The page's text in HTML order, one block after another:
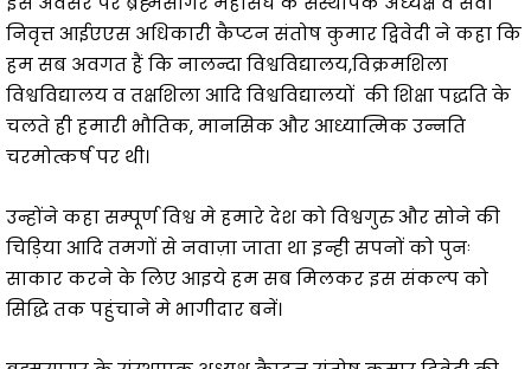
निवृत्त आईएएस अधिकारी कैप्टन संतोष कुमार द्विवेदी ने कहा कि
हम सब अवगत हैं कि नालन्दा विश्वविद्यालय,विक्रमशिला
विश्वविद्यालय व तक्षशिला आदि विश्वविद्यालयों की शिक्षा पद्धति के
चलते ही हमारी भौतिक, मानसिक और आध्यात्मिक उन्नति
चरमोत्कर्ष पर थी।
उन्होंने कहा सम्पूर्ण विश्व मे हमारे देश को विश्वगुरु और सोने की
चिड़िया आदि तमगों से नवाज़ा जाता था इन्ही सपनों को पुनः
साकार करने के लिए आइये हम सब मिलकर इस संकल्प को
सिद्धि तक पहुंचाने मे भागीदार बनें।